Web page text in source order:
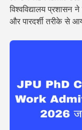
विश्वविद्यालय प्रशासन
और पारदर्शी तरीके से